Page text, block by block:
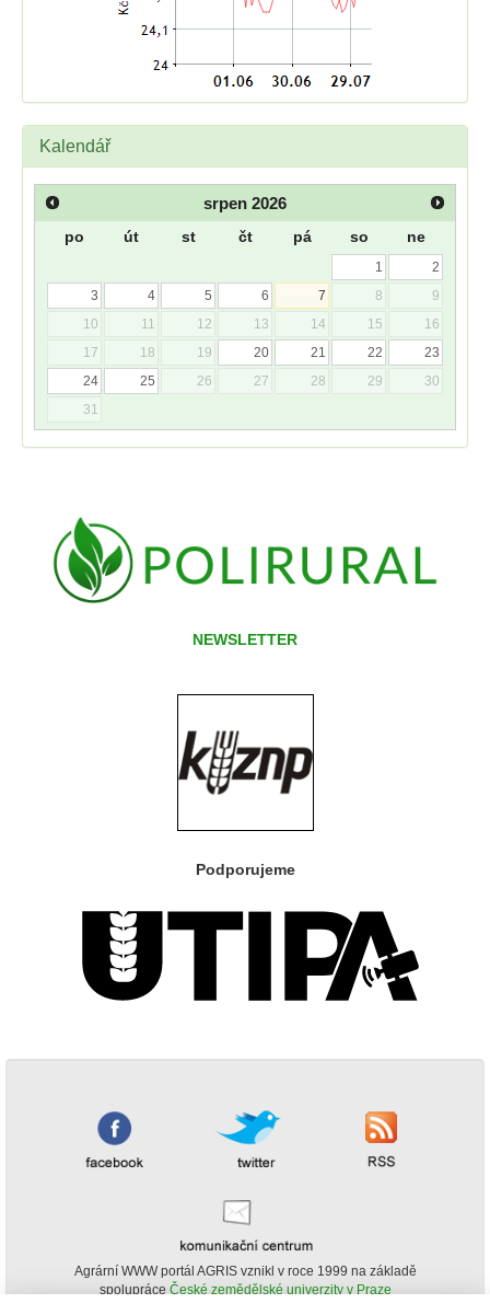
Kalendář
srpen 2026
po út st čt pá so ne
1
2
3
4 5 6 7 8
9
10
11 12 13 14 15
16
17
18 19 20 21 22
23
24
25 26 27 28 29
30
31
NEWSLETTER
Podporujeme
Agrární WWW portál AGRIS vznikl v roce 1999 na základě
spolupráce České zemědělské univerzity v Praze